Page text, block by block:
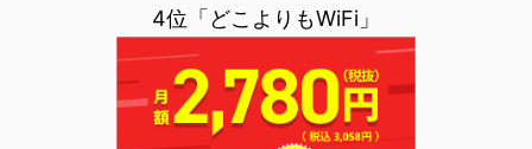
4位「どこよりもWiFi」